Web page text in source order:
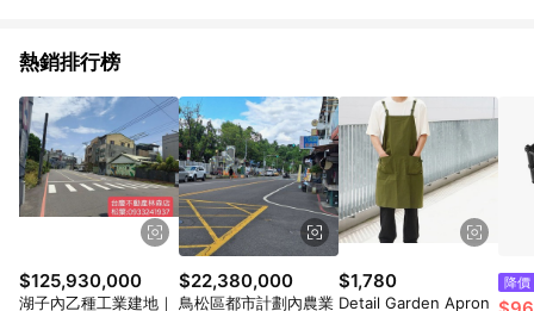
熱銷排行榜
$125,930,000
湖子內乙種工業建地｜
$22,380,000
鳥松區都市計劃內農業
$1,780
Detail Garden Apron
降價